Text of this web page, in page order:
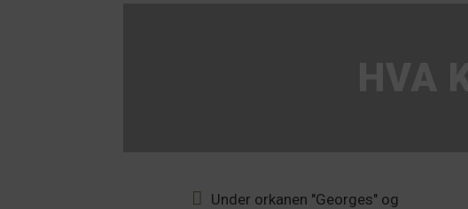
Under orkanen "Georges" og